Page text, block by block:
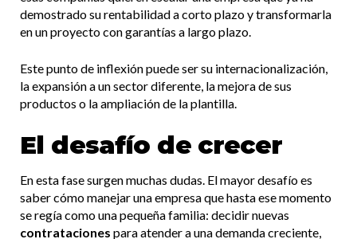
demostrado su rentabilidad a corto plazo y transformarla
en un proyecto con garantías a largo plazo.
Este punto de inflexión puede ser su internacionalización,
la expansión a un sector diferente, la mejora de sus
productos o la ampliación de la plantilla.
El desafío de crecer
En esta fase surgen muchas dudas. El mayor desafío es
saber cómo manejar una empresa que hasta ese momento
se regía como una pequeña familia: decidir nuevas
contrataciones para atender a una demanda creciente,